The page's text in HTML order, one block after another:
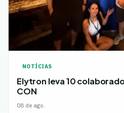
NOTÍCIAS
Elytron leva 10
CON
08 de ago.